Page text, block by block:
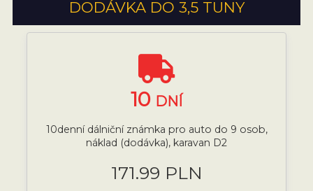
DODÁVKA DO 3,5 TUNY
10 DNÍ
10denní dálniční známka pro auto do 9 osob,
náklad (dodávka), karavan D2
171.99 PLN